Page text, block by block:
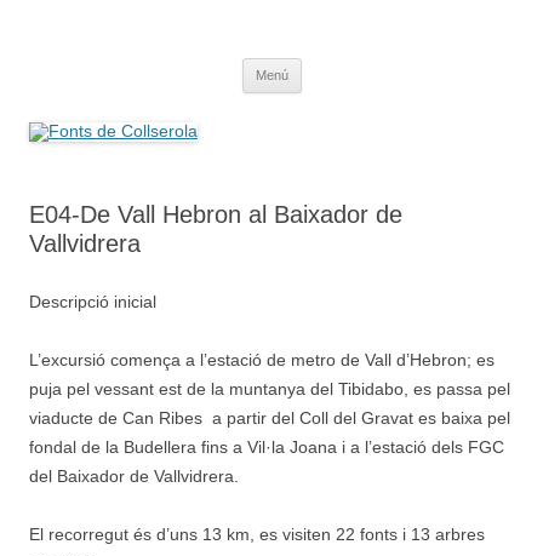
Menú
E04-De Vall Hebron al Baixador de
Vallvidrera
Descripció inicial
L’excursió comença a l’estació de metro de Vall d’Hebron; es
puja pel vessant est de la muntanya del Tibidabo, es passa pel
viaducte de Can Ribes a partir del Coll del Gravat es baixa pel
fondal de la Budellera fins a Vil·la Joana i a l’estació dels FGC
del Baixador de Vallvidrera.
El recorregut és d’uns 13 km, es visiten 22 fonts i 13 arbres